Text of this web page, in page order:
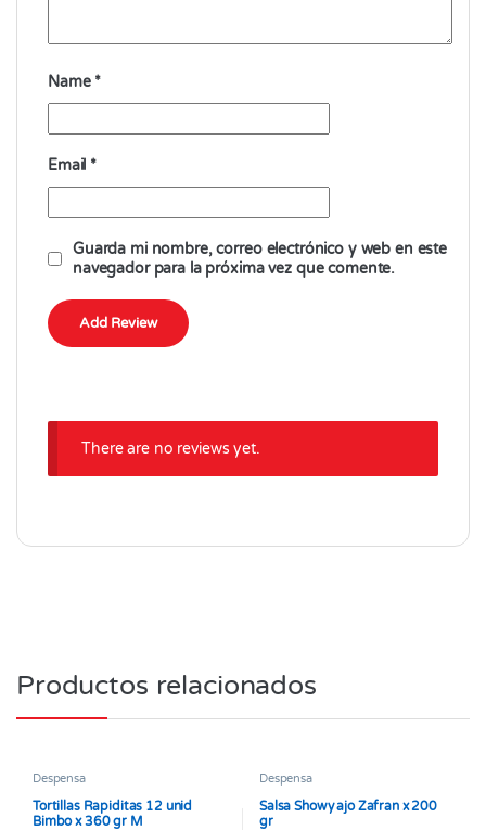
Name *
Email *
Guarda mi nombre, correo electrónico y web en este
navegador para la próxima vez que comente.
There are no reviews yet.
Productos relacionados
Despensa
Tortillas Rapiditas 12 unid
Bimbo x 360 gr M
Despensa
Salsa Showy ajo Zafran x 200
gr